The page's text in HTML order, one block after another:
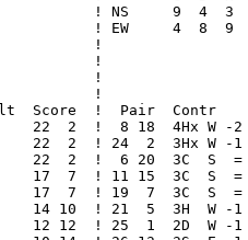
! NS     9  4
! EW     4  8
!
!
!
!
Score  !  Pair  Contr
22  2  !  8 18  4Hx W -
22  2  ! 24  2  3Hx W
22  2  !  6 20  3C  S
17  7  ! 11 15  3C  S
17  7  ! 19  7  3C  S
14 10  ! 21  5  3H  W -
12 12  ! 25  1  2D  W -